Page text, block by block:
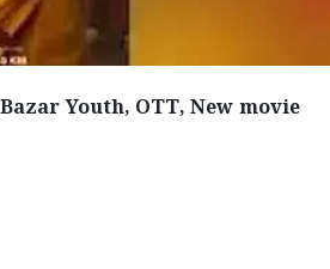
Youth, OTT, New movie